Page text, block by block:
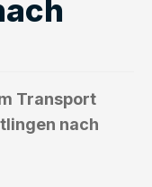
Transport
nach